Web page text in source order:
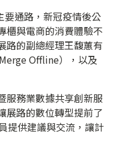
要通路，新冠疫情後公
櫃與電商的消費體驗不
路的副總經理王馥蕙有
Offline），以及
服務業數據共享創新服
展路的數位轉型提前了
提供建議與交流，讓計